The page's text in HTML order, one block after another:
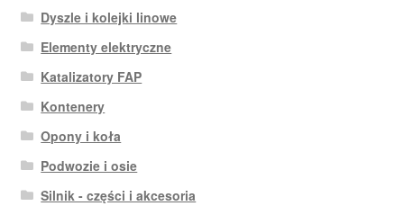
Dyszle i kolejki linowe
Elementy elektryczne
Katalizatory FAP
Kontenery
Opony i koła
Podwozie i osie
Silnik - części i akcesoria